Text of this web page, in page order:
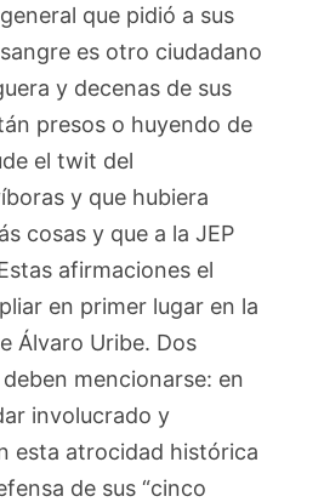
que pidió a sus
es otro ciudadano
y decenas de sus
presos o huyendo de
el twit del
y que hubiera
cosas y que a la JEP
afirmaciones el
en primer lugar en la
Álvaro Uribe. Dos
mencionarse: en
involucrado y
esta atrocidad histórica
de sus “cinco